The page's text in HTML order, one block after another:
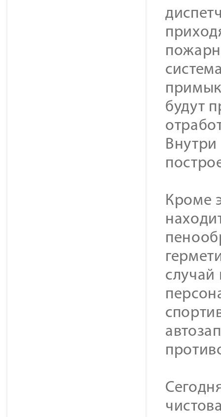
будут
Кроме
случай